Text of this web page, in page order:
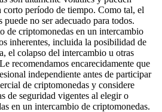
período de tiempo. Como tal, el
no ser adecuado para todos.
de criptomonedas en un intercambio
inherentes, incluida la posibilidad de
el colapso del intercambio u otras
recomendamos encarecidamente que
independiente antes de participar
de criptomonedas y considere
de seguridad vigentes al elegir o
en un intercambio de criptomonedas.